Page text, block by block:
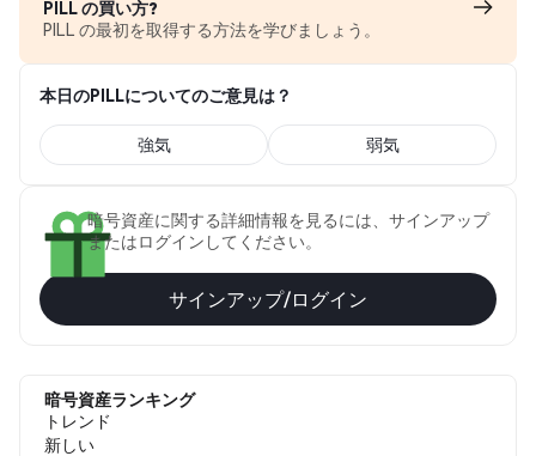
PILL の買い方?
PILL の最初を取得する方法を学びましょう。
本日のPILLについてのご意見は？
強気 弱気
暗号資産に関する詳細情報を見るには、サインアップ
またはログインしてください。
サインアップ/ログイン
暗号資産ランキング
トレンド
新しい